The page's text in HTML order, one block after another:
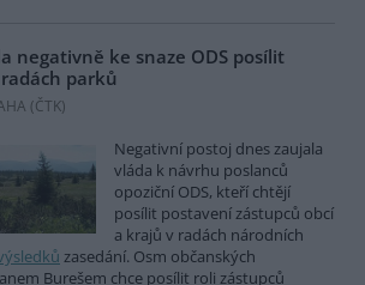
negativně ke snaze ODS posílit
parků
(ČTK)
Negativní postoj dnes zaujala
vláda k návrhu poslanců
opoziční ODS, kteří chtějí
posílit postavení zástupců obcí
a krajů v radách národních
zasedání. Osm občanských
Burešem chce posílit roli zástupců